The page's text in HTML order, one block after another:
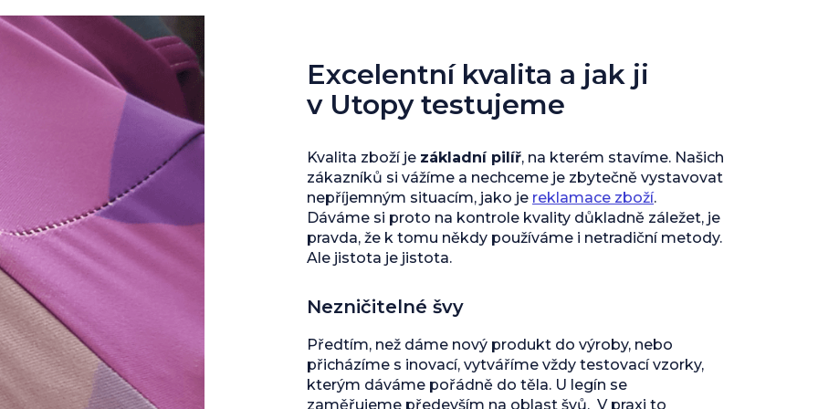
Excelentní kvalita a jak ji
v Utopy testujeme
Kvalita zboží je základní pilíř, na kterém stavíme. Našich
zákazníků si vážíme a nechceme je zbytečně vystavovat
nepříjemným situacím, jako je reklamace zboží.
Dáváme si proto na kontrole kvality důkladně záležet, je
pravda, že k tomu někdy používáme i netradiční metody.
Ale jistota je jistota.
Nezničitelné švy
Předtím, než dáme nový produkt do výroby, nebo
přicházíme s inovací, vytváříme vždy testovací vzorky,
kterým dáváme pořádně do těla. U legín se
zaměřujeme především na oblast švů. V praxi to